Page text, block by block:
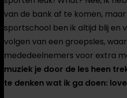
van de bank af te komen,
sportschool ben ik altijd blij en
volgen van een groepsles,
mededeelnemers voor extra
muziek je door de les heen
te denken wat ik ga doen: